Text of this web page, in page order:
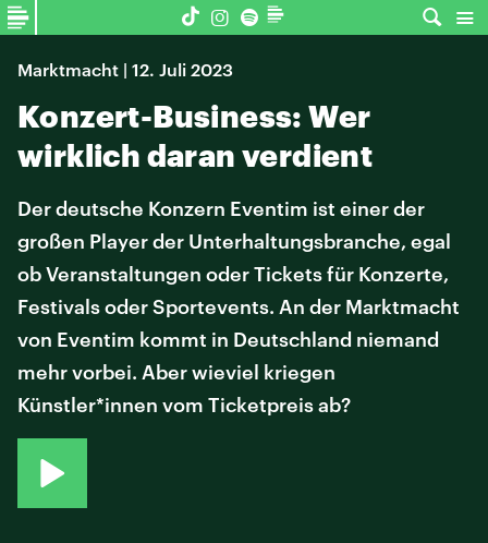
Marktmacht | 12. Juli 2023
Konzert-Business: Wer
wirklich daran verdient
Der deutsche Konzern Eventim ist einer der
großen Player der Unterhaltungsbranche, egal
ob Veranstaltungen oder Tickets für Konzerte,
Festivals oder Sportevents. An der Marktmacht
von Eventim kommt in Deutschland niemand
mehr vorbei. Aber wieviel kriegen
Künstler*innen vom Ticketpreis ab?